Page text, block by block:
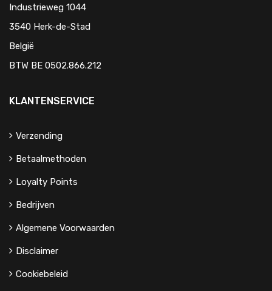
Industrieweg 1044
3540 Herk-de-Stad
België
BTW BE 0502.866.212
KLANTENSERVICE
Verzending
Betaalmethoden
Loyalty Points
Bedrijven
Algemene Voorwaarden
Disclaimer
Cookiebeleid